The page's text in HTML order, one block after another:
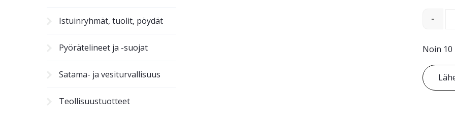
Istuinryhmät, tuolit, pöydät
Pyörätelineet ja -suojat
Satama- ja vesiturvallisuus
Teollisuustuotteet
Strada
-
Noin 10